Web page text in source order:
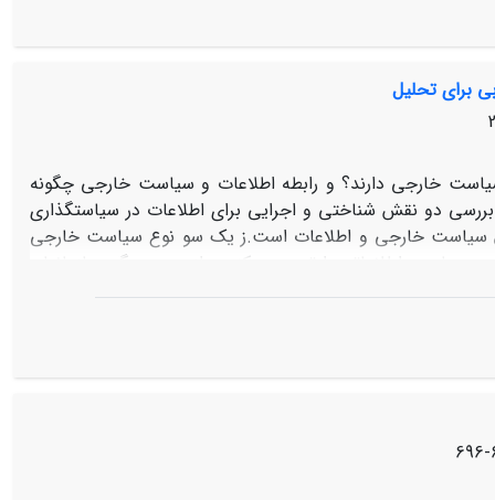
برای تحلیل
خارجی دارند؟ و رابطه اطلاعات و سیاست خارجی چگونه
دو نقش شناختی و اجرایی برای اطلاعات در سیاست‏گذاری
سیاست خارجی و اطلاعات است.ز یک سو نوع سیاست خارجی
و سیاست اطلاعاتی را تعیین می‏کند و از سوی دیگر، سازمان‏های
برداشت سیاست‏گذاران و موضوعات و مسائل سیاست خارجی